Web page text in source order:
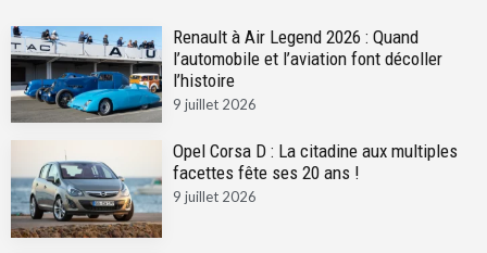
Renault à Air Legend 2026 : Quand
l’automobile et l’aviation font décoller
l’histoire
9 juillet 2026
Opel Corsa D : La citadine aux multiples
facettes fête ses 20 ans !
9 juillet 2026